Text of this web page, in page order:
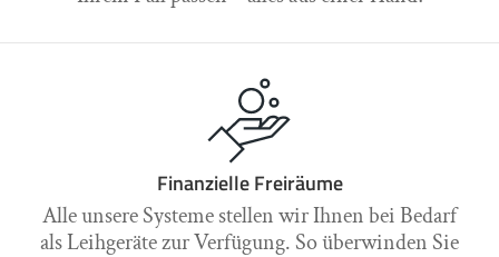
Finanzielle Freiräume
Alle unsere Systeme stellen wir Ihnen bei Bedarf
als Leihgeräte zur Verfügung. So überwinden Sie